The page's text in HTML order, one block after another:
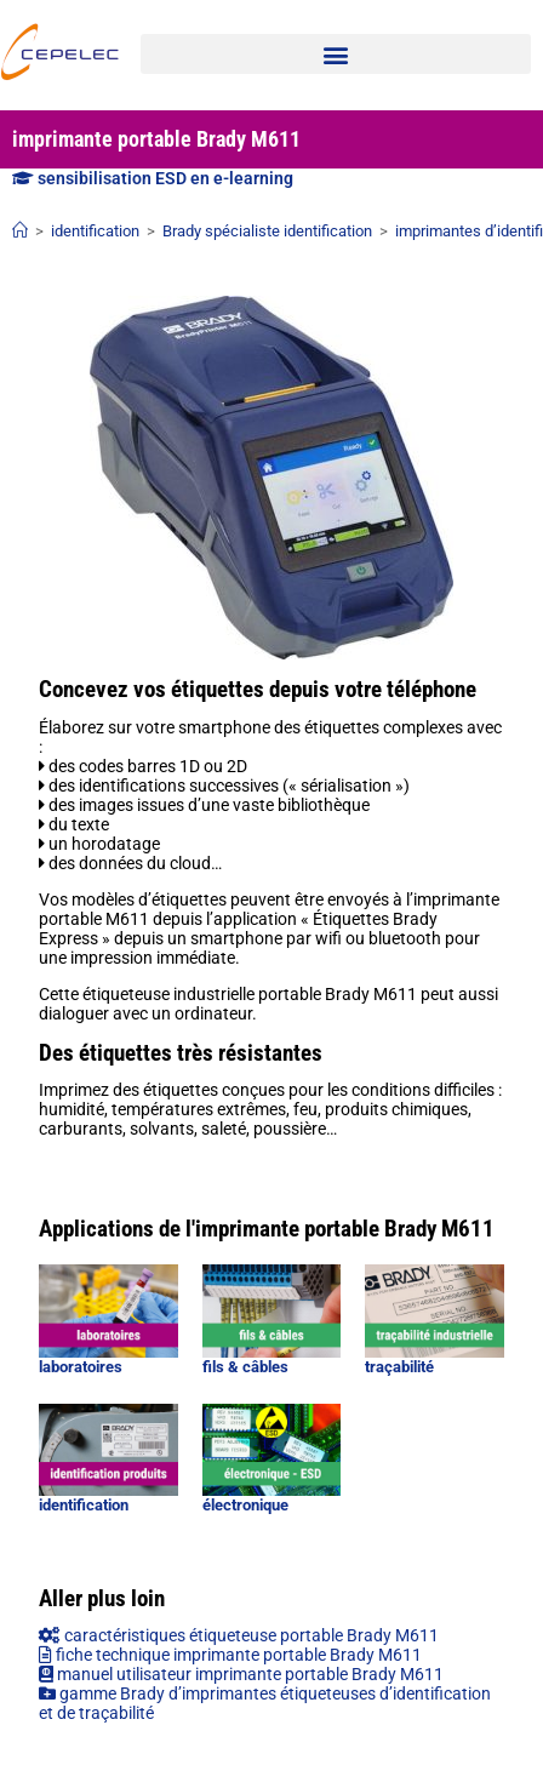
imprimante portable Brady M611
sensibilisation ESD en e-learning
> identification > Brady spécialiste identification > imprimantes
Concevez vos étiquettes depuis votre téléphone
Élaborez sur votre smartphone des étiquettes complexes avec
:
des codes barres 1D ou 2D
des identifications successives (« sérialisation »)
des images issues d’une vaste bibliothèque
du texte
un horodatage
des données du cloud…
Vos modèles d’étiquettes peuvent être envoyés à l’imprimante
portable M611 depuis l’application « Étiquettes Brady
Express » depuis un smartphone par wifi ou bluetooth pour
une impression immédiate.
Cette étiqueteuse industrielle portable Brady M611 peut aussi
dialoguer avec un ordinateur.
Des étiquettes très résistantes
Imprimez des étiquettes conçues pour les conditions difficiles :
humidité, températures extrêmes, feu, produits chimiques,
carburants, solvants, saleté, poussière…
Applications de l'imprimante portable Brady M611
laboratoires fils & câbles traçabilité
identification électronique
Aller plus loin
caractéristiques étiqueteuse portable Brady M611
fiche technique imprimante portable Brady M611
manuel utilisateur imprimante portable Brady M611
gamme Brady d’imprimantes étiqueteuses d’identification
et de traçabilité